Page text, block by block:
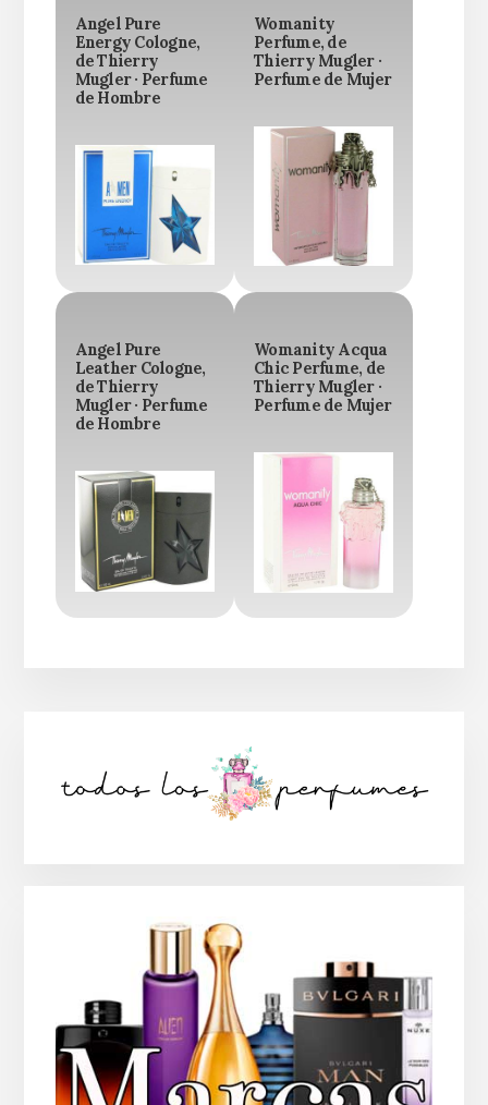
Angel Pure
Energy Cologne,
de Thierry
Mugler · Perfume
de Hombre
Womanity
Perfume, de
Thierry Mugler ·
Perfume de Mujer
Angel Pure
Leather Cologne,
de Thierry
Mugler · Perfume
de Hombre
Womanity Acqua
Chic Perfume, de
Thierry Mugler ·
Perfume de Mujer
lateral